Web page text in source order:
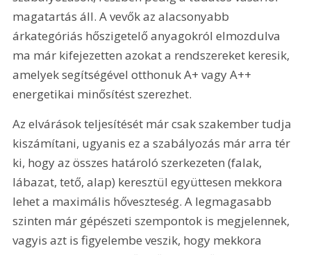
magatartás áll. A vevők az alacsonyabb
árkategóriás hőszigetelő anyagokról elmozdulva
ma már kifejezetten azokat a rendszereket keresik,
amelyek segítségével otthonuk A+ vagy A++
energetikai minősítést szerezhet.
Az elvárások teljesítését már csak szakember tudja
kiszámítani, ugyanis ez a szabályozás már arra tér
ki, hogy az összes határoló szerkezeten (falak,
lábazat, tető, alap) keresztül együttesen mekkora
lehet a maximális hőveszteség. A legmagasabb
szinten már gépészeti szempontok is megjelennek,
vagyis azt is figyelembe veszik, hogy mekkora